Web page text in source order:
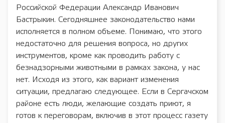
Российской Федерации Александр Иванович
Бастрыкин. Сегодняшнее законодательство нами
исполняется в полном объеме. Понимаю, что этого
недостаточно для решения вопроса, но других
инструментов, кроме как проводить работу с
безнадзорными животными в рамках закона, у нас
нет. Исходя из этого, как вариант изменения
ситуации, предлагаю следующее. Если в Сергачском
районе есть люди, желающие создать приют, я
готов к переговорам, включив в этот процесс газету